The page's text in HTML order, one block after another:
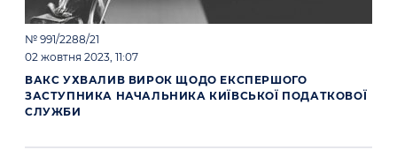
№ 991/2288/21
02 жовтня 2023, 11:07
ВАКС УХВАЛИВ ВИРОК ЩОДО ЕКСПЕРШОГО
ЗАСТУПНИКА НАЧАЛЬНИКА КИЇВСЬКОЇ ПОДАТКОВОЇ
СЛУЖБИ